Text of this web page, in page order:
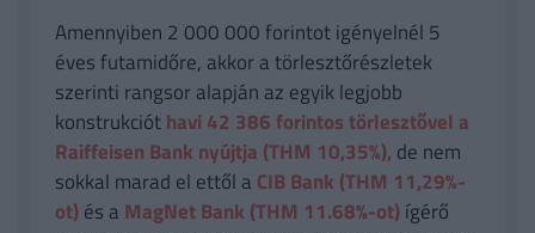
Amennyiben 2 000 000 forintot igényelnél 5
éves futamidőre, akkor a törlesztőrészletek
szerinti rangsor alapján az egyik legjobb
konstrukcióthavi 42 386 forintos törlesztővel a
Raiffeisen Bank nyújtja (THM 10,35%), de nem
sokkal marad el ettől a CIB Bank (THM 11,29%-
ot)és a MagNet Bank (THM 11.68%-ot)ígérő